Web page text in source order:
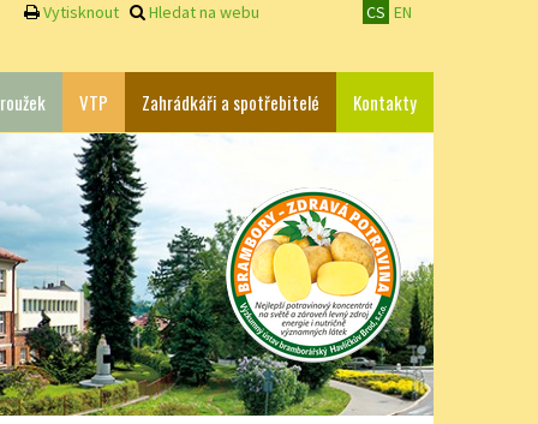
Vytisknout Hledat na webu CS EN
VTP Zahrádkáři a spotřebitelé Kontakty